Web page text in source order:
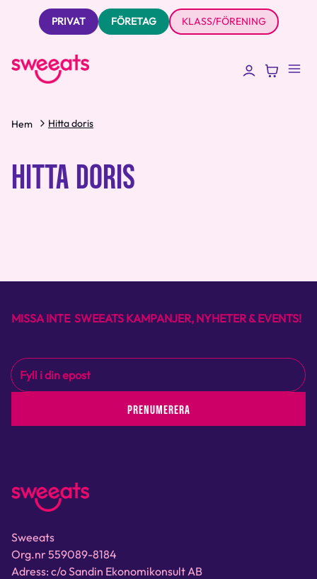
PRIVAT FÖRETAG KLASS/FÖRENING
Hem Hitta doris
HITTA DORIS
MISSA INTE SWEEATS KAMPANJER, NYHETER & EVENTS!
PRENUMERERA
Sweeats
Org.nr 559089-8184
Adress: c/o Sandin Ekonomikonsult AB